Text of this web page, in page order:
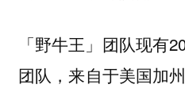
「野牛王」团队现有
团队，来自于美国加